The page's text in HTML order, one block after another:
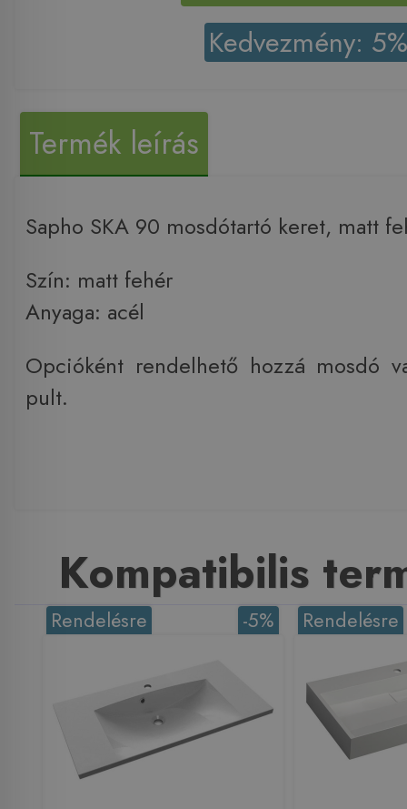
Kedvezmény:
Termék leírás
Sapho SKA 90 mosdótartó keret, matt
Szín: matt fehér
Anyaga: acél
Opcióként rendelhető hozzá mosdó
pult.
Kompatibilis
-5%
Rendelésre Rendelésre